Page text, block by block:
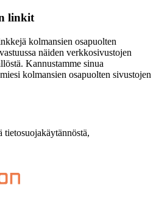
linkit
kolmansien osapuolten
näiden verkkosivustojen
Kannustamme sinua
kolmansien osapuolten sivustojen
tietosuojakäytännöstä,